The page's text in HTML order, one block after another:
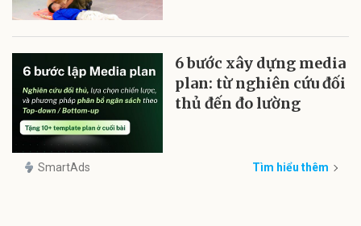
6 bước xây dựng media
plan: từ nghiên cứu đối
thủ đến đo lường
SmartAds Tìm hiểu thêm